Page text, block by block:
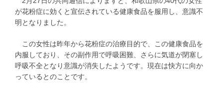
が花粉症に効くと宣伝されている健康食品を服用し、意識不
明となりました。
この女性は昨年から花粉症の治療目的で、この健康食品を
内服しており、その副作用で呼吸困難、さらに気道が閉塞し
呼吸不全となり意識が消失したようです。現在は快方に向か
っているとのことです。